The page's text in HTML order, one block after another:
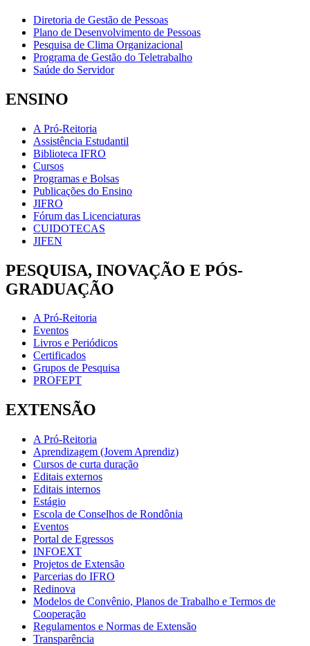
Diretoria de Gestão de Pessoas
Plano de Desenvolvimento de Pessoas
Pesquisa de Clima Organizacional
Programa de Gestão do Teletrabalho
Saúde do Servidor
ENSINO
A Pró-Reitoria
Assistência Estudantil
Biblioteca IFRO
Cursos
Programas e Bolsas
Publicações do Ensino
JIFRO
Fórum das Licenciaturas
CUIDOTECAS
JIFEN
PESQUISA, INOVAÇÃO E PÓS-
GRADUAÇÃO
A Pró-Reitoria
Eventos
Livros e Periódicos
Certificados
Grupos de Pesquisa
PROFEPT
EXTENSÃO
A Pró-Reitoria
Aprendizagem (Jovem Aprendiz)
Cursos de curta duração
Editais externos
Editais internos
Estágio
Escola de Conselhos de Rondônia
Eventos
Portal de Egressos
INFOEXT
Projetos de Extensão
Parcerias do IFRO
Redinova
Modelos de Convênio, Planos de Trabalho e Termos de
Cooperação
Regulamentos e Normas de Extensão
Transparência